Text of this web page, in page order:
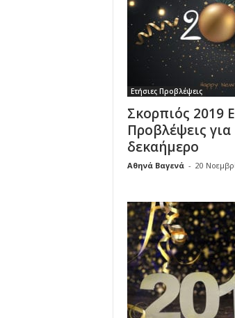
Ετήσιες Προβλέψεις
Σκορπιός 2019
Προβλέψεις για
δεκαήμερο
Αθηνά Βαγενά - 20